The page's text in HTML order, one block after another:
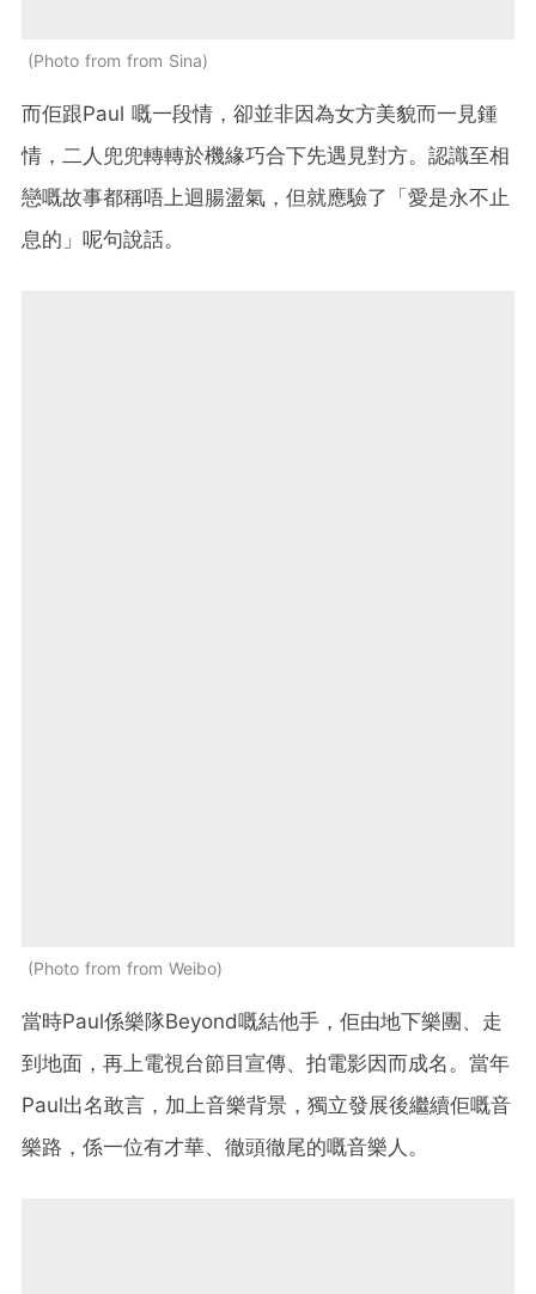
Photo from from Sina
而佢跟Paul 嘅一段情，卻並非因為女方美貌而一見鍾
情，二人兜兜轉轉於機緣巧合下先遇見對方。認識至相
戀嘅故事都稱唔上迴腸盪氣，但就應驗了「愛是永不止
息的」呢句說話。
Photo from from Weibo
當時Paul係樂隊Beyond嘅結他手，佢由地下樂團、走
到地面，再上電視台節目宣傳、拍電影因而成名。當年
Paul出名敢言，加上音樂背景，獨立發展後繼續佢嘅音
樂路，係一位有才華、徹頭徹尾的嘅音樂人。